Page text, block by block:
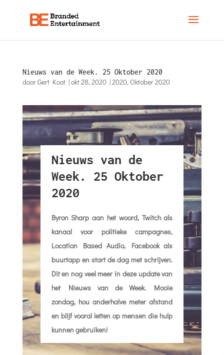
Nieuws van de Week. 25 Oktober 2020
doorGert Koot|okt 28, 2020 |2020,Oktober 2020
Nieuws van de
Week. 25 Oktober
2020
Byron Sharp aan het woord, Twitch als
kanaal voor politieke campagnes,
Location Based Audio, Facebook als
buurtapp en start de dag met schrijven.
Dit en nog veel meer in deze update van
het Nieuws van de Week. Mooie
zondag, hou anderhalve meter afstand
en blijf vooral letten op mensen die hulp
kunnen gebruiken!